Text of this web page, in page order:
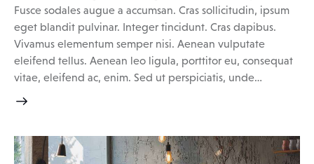
Fusce sodales augue a accumsan. Cras sollicitudin, ipsum
eget blandit pulvinar. Integer tincidunt. Cras dapibus.
Vivamus elementum semper nisi. Aenean vulputate
eleifend tellus. Aenean leo ligula, porttitor eu, consequat
vitae, eleifend ac, enim. Sed ut perspiciatis, unde…